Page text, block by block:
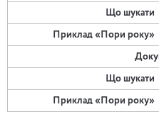
Що шукати
Приклад «Пори року»
Що шукати
Приклад «Пори року»